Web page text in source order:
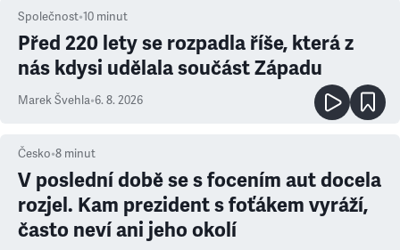
Společnost•10 minut
Před 220 lety se rozpadla říše, která z
nás kdysi udělala součást Západu
Marek Švehla•6. 8. 2026
Česko•8 minut
V poslední době se s focením aut docela
rozjel. Kam prezident s foťákem vyráží,
často neví ani jeho okolí